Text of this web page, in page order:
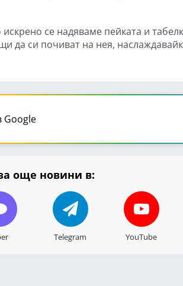
се надяваме пейката и
да си почиват на нея,
Google
още новини в:
Telegram YouTube